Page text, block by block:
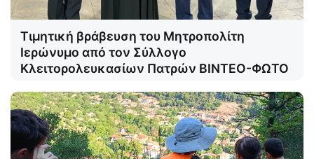
Τιμητική βράβευση του Μητροπολίτη
Ιερώνυμο από τον Σύλλογο
Κλειτορολευκασίων Πατρών ΒΙΝΤΕΟ-ΦΩΤΟ